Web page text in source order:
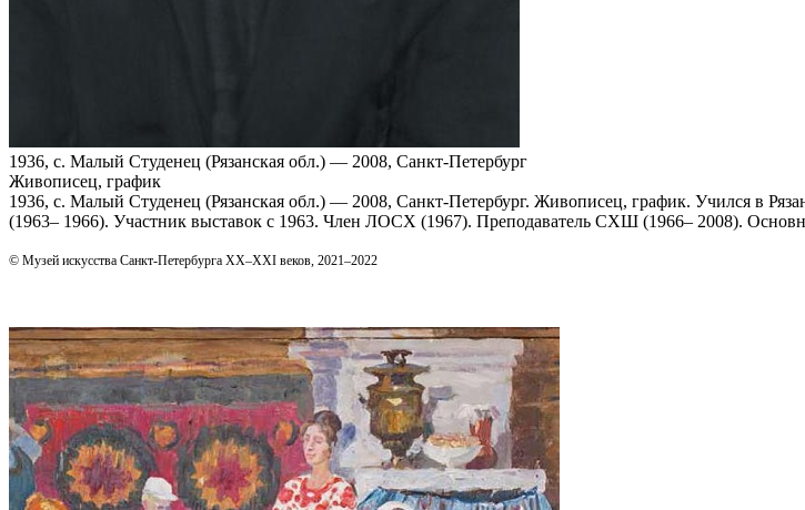
1936, с. Малый Студенец (Рязанская обл.) — 2008, Санкт‑Петербург
Живописец, график
1936, с. Малый Студенец (Рязанская обл.) — 2008, Санкт‑Петербург. Живописец, график. Учился в
(1963– 1966). Участник выставок с 1963. Член ЛОСХ (1967). Преподаватель СХШ (1966– 2008).
© Музей искусства Санкт-Петербурга XX–XXI веков, 2021–2022